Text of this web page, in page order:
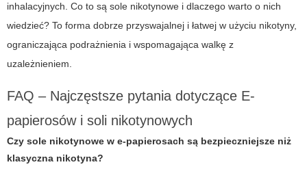
inhalacyjnych. Co to są sole nikotynowe i dlaczego warto o nich
wiedzieć? To forma dobrze przyswajalnej i łatwej w użyciu nikotyny,
ograniczająca podrażnienia i wspomagająca walkę z
uzależnieniem.
FAQ – Najczęstsze pytania dotyczące E-
papierosów i soli nikotynowych
Czy sole nikotynowe w e-papierosach są bezpieczniejsze niż
klasyczna nikotyna?